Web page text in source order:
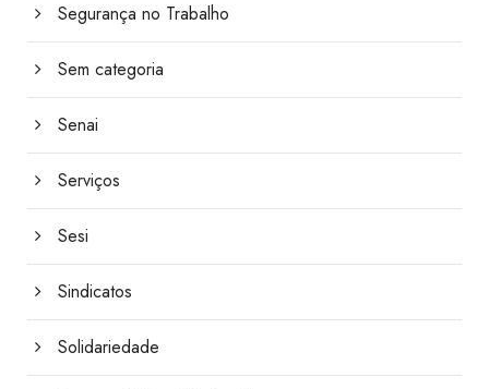
Segurança no Trabalho
Sem categoria
Senai
Serviços
Sesi
Sindicatos
Solidariedade